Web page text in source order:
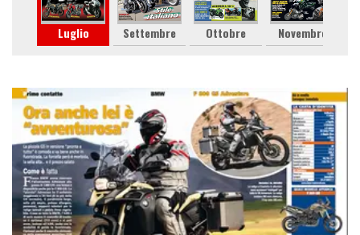
Luglio Settembre Ottobre Novembre